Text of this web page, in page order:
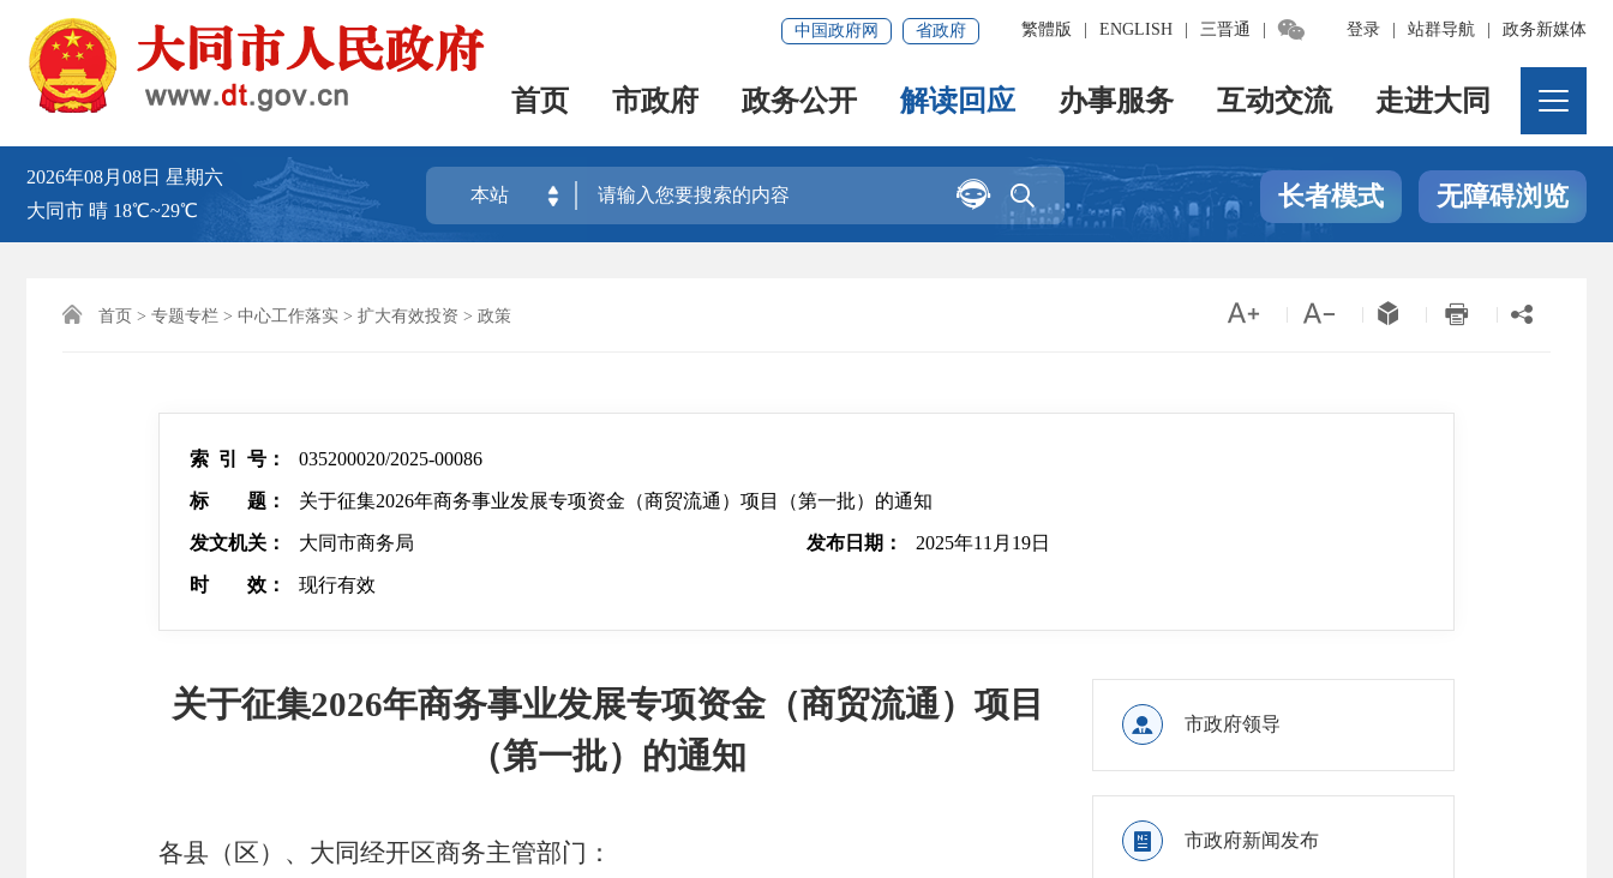
登录 站群导航 政务新媒体
繁體版 ENGLISH 三晋通 
中国政府网 省政府
首页 市政府 政务公开 解读回应 办事服务 互动交流 走进大同
2026年08月08日 星期六
大同市 晴 18℃~29℃
本站 
 长者模式 无障碍浏览
 首页 > 专题专栏 > 中心工作落实 > 扩大有效投资 > 政策     
索 引 号： 035200020/2025-00086
标 题： 关于征集2026年商务事业发展专项资金（商贸流通）项目（第一批）的通知
发文机关： 大同市商务局 发布日期： 2025年11月19日
时 效： 现行有效
关于征集2026年商务事业发展专项资金（商贸流通）项目
（第一批）的通知
各县（区）、大同经开区商务主管部门：
 市政府领导
 市政府新闻发布